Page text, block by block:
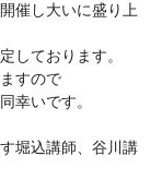
催し大いに盛り上
しております。
すので
幸いです。
堀込講師、谷川講